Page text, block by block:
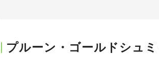
プルーン・ゴールドシュ